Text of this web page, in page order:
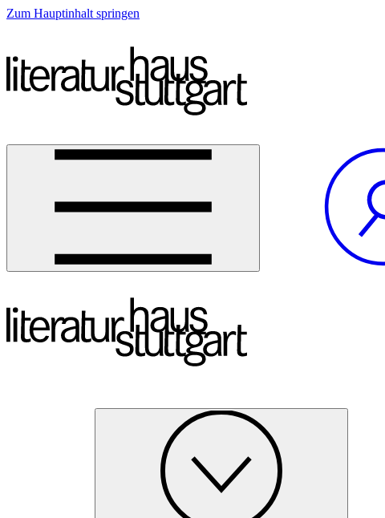
Zum Hauptinhalt springen